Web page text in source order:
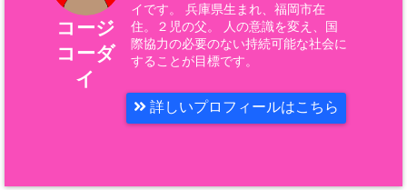
コージ
コーダ
イ
イです。 兵庫県生まれ、福岡市在
住。２児の父。 人の意識を変え、国
際協力の必要のない持続可能な社会に
することが目標です。
詳しいプロフィールはこちら